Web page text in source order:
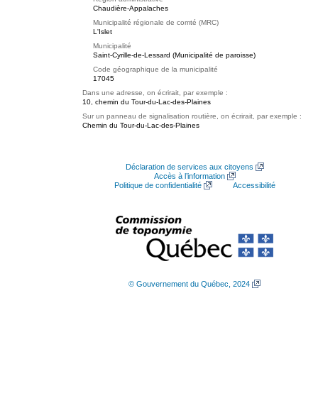
Chaudière-Appalaches
Municipalité régionale de comté (MRC)
L'Islet
Municipalité
Saint-Cyrille-de-Lessard (Municipalité de paroisse)
Code géographique de la municipalité
17045
Dans une adresse, on écrirait, par exemple :
10, chemin du Tour-du-Lac-des-Plaines
Sur un panneau de signalisation routière, on écrirait, par exemple :
Chemin du Tour-du-Lac-des-Plaines
Déclaration de services aux citoyens
Accès à l’information
Politique de confidentialité
Accessibilité
© Gouvernement du Québec, 2024